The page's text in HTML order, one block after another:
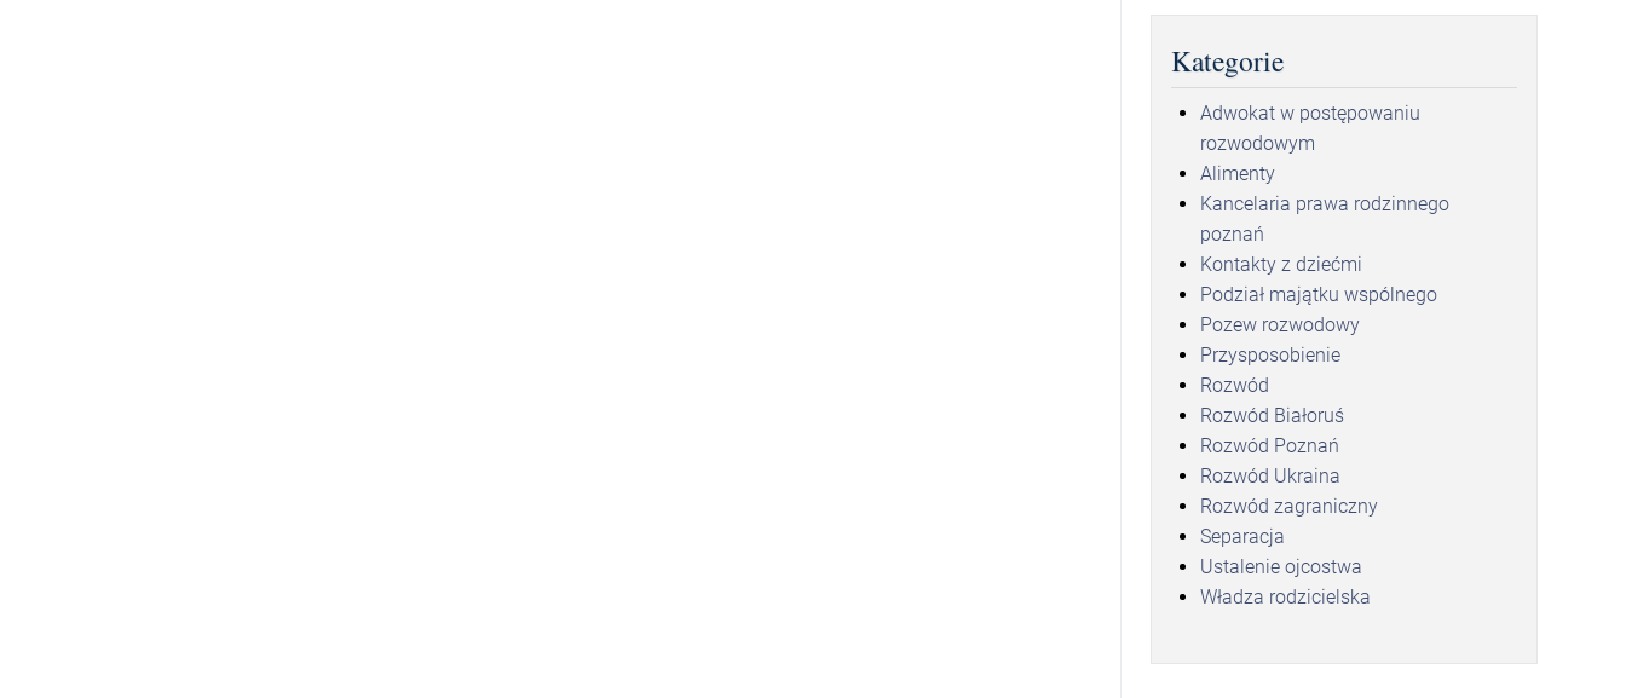
Kategorie
Adwokat w postępowaniu
rozwodowym
Alimenty
Kancelaria prawa rodzinnego
poznań
Kontakty z dziećmi
Podział majątku wspólnego
Pozew rozwodowy
Przysposobienie
Rozwód
Rozwód Białoruś
Rozwód Poznań
Rozwód Ukraina
Rozwód zagraniczny
Separacja
Ustalenie ojcostwa
Władza rodzicielska